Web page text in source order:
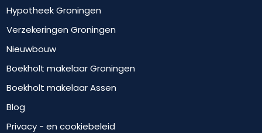
Hypotheek Groningen
Verzekeringen Groningen
Nieuwbouw
Boekholt makelaar Groningen
Boekholt makelaar Assen
Blog
Privacy - en cookiebeleid